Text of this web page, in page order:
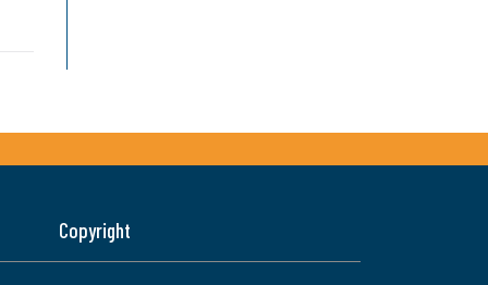
Copyright